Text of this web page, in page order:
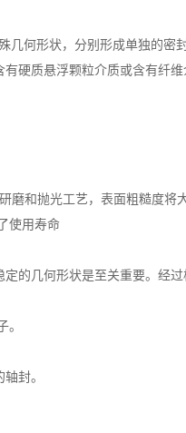
何形状，分别形成单独的密
硬质悬浮颗粒介质或含有纤
和抛光工艺，表面粗糙度将
使用寿命
的几何形状是至关重要。经
。
封。